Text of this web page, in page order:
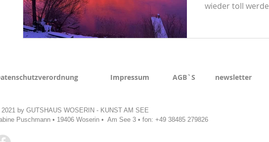
wieder toll werden im
Impressum AGB`S newsletter
by GUTSHAUS WOSERIN - KUNST AM SEE
Puschmann • 19406 Woserin • Am See 3 • fon: +49 38485 279826